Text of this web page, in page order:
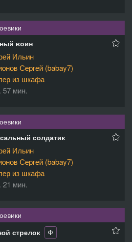
воин
Ильин
Сергей (babay7)
из шкафа
57 мин.
солдатик
Ильин
Сергей (babay7)
из шкафа
21 мин.
стрелок
Ф